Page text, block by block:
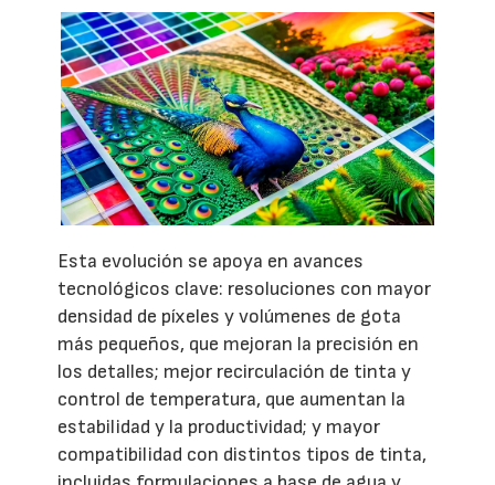
Esta evolución se apoya en avances
tecnológicos clave: resoluciones con mayor
densidad de píxeles y volúmenes de gota
más pequeños, que mejoran la precisión en
los detalles; mejor recirculación de tinta y
control de temperatura, que aumentan la
estabilidad y la productividad; y mayor
compatibilidad con distintos tipos de tinta,